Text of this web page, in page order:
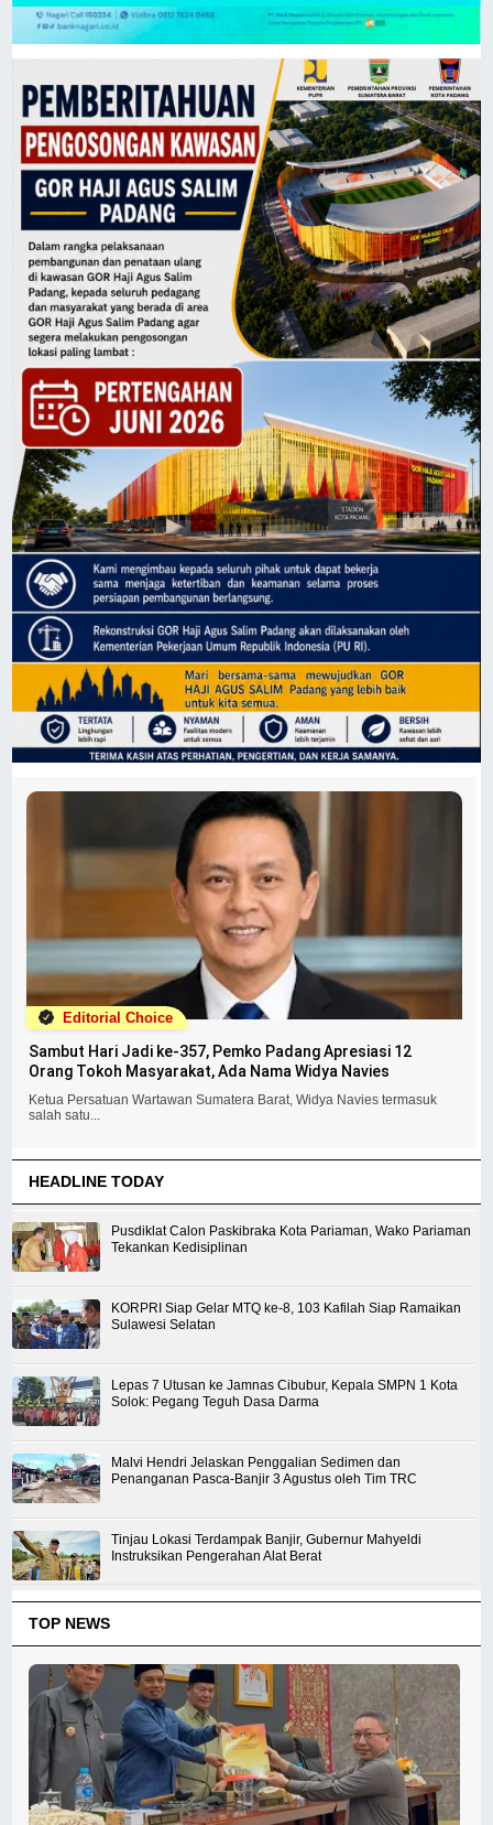
Editorial Choice
Sambut Hari Jadi ke-357, Pemko Padang Apresiasi 12
Orang Tokoh Masyarakat, Ada Nama Widya Navies
Ketua Persatuan Wartawan Sumatera Barat, Widya Navies termasuk
salah satu...
HEADLINE TODAY
Pusdiklat Calon Paskibraka Kota Pariaman, Wako Pariaman
Tekankan Kedisiplinan
KORPRI Siap Gelar MTQ ke-8, 103 Kafilah Siap Ramaikan
Sulawesi Selatan
Lepas 7 Utusan ke Jamnas Cibubur, Kepala SMPN 1 Kota
Solok: Pegang Teguh Dasa Darma
Malvi Hendri Jelaskan Penggalian Sedimen dan
Penanganan Pasca-Banjir 3 Agustus oleh Tim TRC
Tinjau Lokasi Terdampak Banjir, Gubernur Mahyeldi
Instruksikan Pengerahan Alat Berat
TOP NEWS